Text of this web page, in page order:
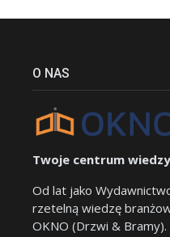
O NAS
Twoje centrum
Od lat jako
rzetelną wiedzę
OKNO (Drzwi &